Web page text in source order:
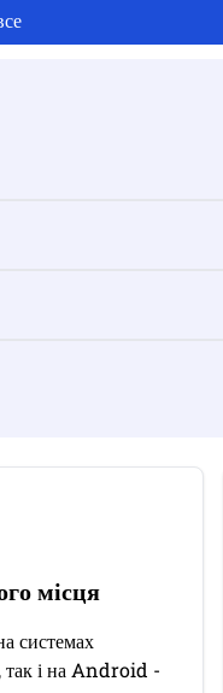
місця
системах
і на Android -